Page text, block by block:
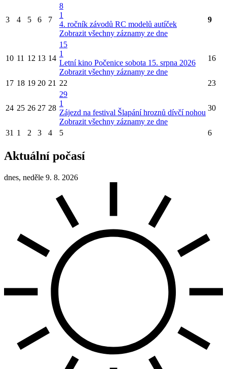
3 4 5 6 7
8
1
4. ročník závodů RC modelů autíček
Zobrazit všechny záznamy ze dne
9
10 11 12 13 14
15
1
Letní kino Počenice sobota 15. srpna 2026
Zobrazit všechny záznamy ze dne
16
17 18 19 20 21 22 23
24 25 26 27 28
29
1
Zájezd na festival Šlapání hroznů dívčí nohou
Zobrazit všechny záznamy ze dne
30
31 1 2 3 4 5 6
Aktuální počasí
dnes, neděle 9. 8. 2026